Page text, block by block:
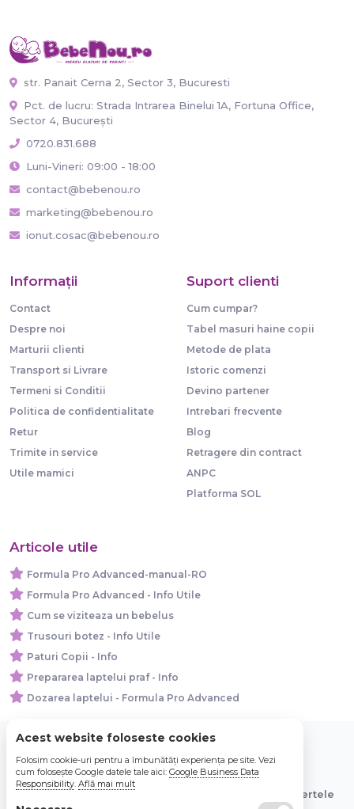
str. Panait Cerna 2, Sector 3, Bucuresti
Pct. de lucru: Strada Intrarea Binelui 1A, Fortuna Office,
Sector 4, București
0720.831.688
Luni-Vineri: 09:00 - 18:00
contact@bebenou.ro
marketing@bebenou.ro
ionut.cosac@bebenou.ro
Informaţii
Contact
Despre noi
Marturii clienti
Transport si Livrare
Termeni si Conditii
Politica de confidentialitate
Retur
Trimite in service
Utile mamici
Suport clienti
Cum cumpar?
Tabel masuri haine copii
Metode de plata
Istoric comenzi
Devino partener
Intrebari frecvente
Blog
Retragere din contract
ANPC
Platforma SOL
Articole utile
Formula Pro Advanced-manual-RO
Formula Pro Advanced - Info Utile
Cum se viziteaza un bebelus
Trusouri botez - Info Utile
Paturi Copii - Info
Prepararea laptelui praf - Info
Dozarea laptelui - Formula Pro Advanced
© 2026 Bebe Nou Online Store SRL
Toate preturile sunt exprimate in lei si includ tva. Ofertele
Acest website foloseste cookies
Folosim cookie-uri pentru a îmbunătăți experiența pe site. Vezi
cum folosește Google datele tale aici: Google Business Data
Responsibility. Află mai mult